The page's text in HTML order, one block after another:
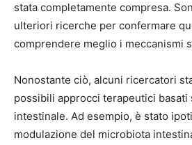
stata completamente compresa.
ulteriori ricerche per confermare
comprendere meglio i meccanismi
Nonostante ciò, alcuni ricercatori
possibili approcci terapeutici basati
intestinale. Ad esempio, è stato
modulazione del microbiota